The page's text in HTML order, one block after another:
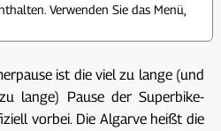
Verwenden Sie das Menü,
ist die viel zu lange (und
lange) Pause der Superbike-
vorbei. Die Algarve heißt die